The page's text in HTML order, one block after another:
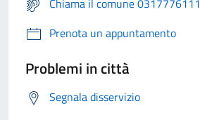
Chiama il comune 0317776111
Prenota un appuntamento
Problemi in città
Segnala disservizio